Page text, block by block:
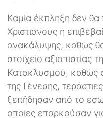
Καμία έκπληξη δεν θα
Χριστιανούς η
ανακάλυψης, καθώς
στοιχείο αξιοπιστίας
Κατακλυσμού, καθώς
της Γένεσης,
ξεπήδησαν από το
οποίες επαρκούσαν